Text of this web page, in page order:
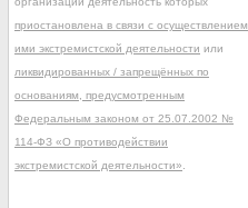
приостановлена в связи с осуществлением
ими экстремистской деятельности или
ликвидированных / запрещённых по
основаниям, предусмотренным
Федеральным законом от 25.07.2002 №
114-ФЗ «О противодействии
экстремистской деятельности»